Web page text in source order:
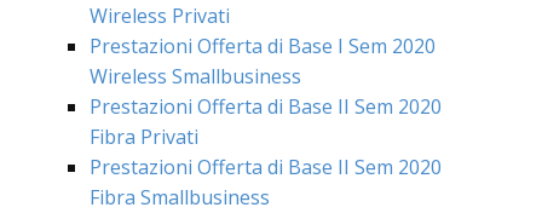
Wireless Privati
Prestazioni Offerta di Base I Sem 2020
Wireless Smallbusiness
Prestazioni Offerta di Base II Sem 2020
Fibra Privati
Prestazioni Offerta di Base II Sem 2020
Fibra Smallbusiness